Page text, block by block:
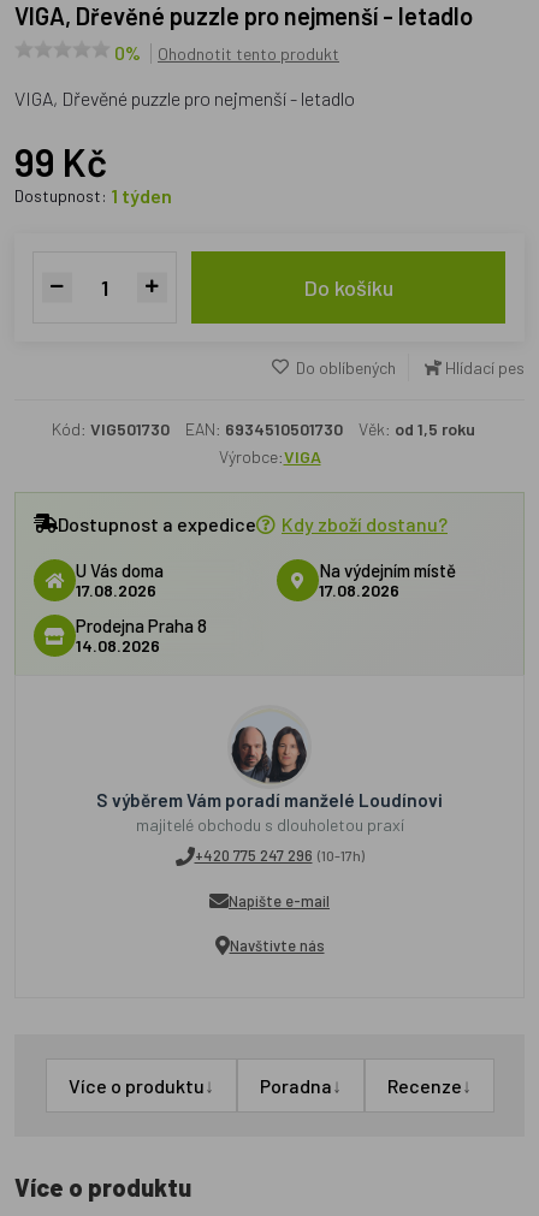
VIGA, Dřevěné puzzle pro nejmenší - letadlo
0% Ohodnotit tento produkt
VIGA, Dřevěné puzzle pro nejmenší - letadlo
99 Kč
Dostupnost: 1 týden
Do košíku
Do oblíbených Hlídací pes
Kód: VIG501730 EAN: 6934510501730 Věk: od 1,5 roku
Výrobce:VIGA
Dostupnost a expedice Kdy zboží dostanu?
U Vás doma
17.08.2026
Na výdejním místě
17.08.2026
Prodejna Praha 8
14.08.2026
S výběrem Vám poradí manželé Loudínovi
majitelé obchodu s dlouholetou praxí
+420 775 247 296 (10-17h)
Napište e-mail
Navštivte nás
Více o produktu↓ Poradna↓ Recenze↓
Více o produktu